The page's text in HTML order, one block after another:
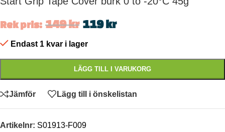
Rek pris: 149kr 119kr
Endast 1 kvar i lager
LÄGG TILL I VARUKORG
Jämför Lägg till i önskelistan
Artikelnr: S01913-F009